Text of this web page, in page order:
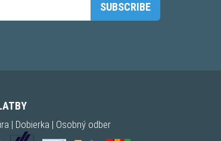
SUBSCRIBE
| Dobierka | Osobný odber